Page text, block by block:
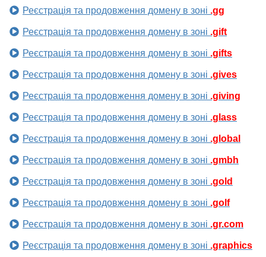
Реєстрація та продовження домену в зоні .gg
Реєстрація та продовження домену в зоні .gift
Реєстрація та продовження домену в зоні .gifts
Реєстрація та продовження домену в зоні .gives
Реєстрація та продовження домену в зоні .giving
Реєстрація та продовження домену в зоні .glass
Реєстрація та продовження домену в зоні .global
Реєстрація та продовження домену в зоні .gmbh
Реєстрація та продовження домену в зоні .gold
Реєстрація та продовження домену в зоні .golf
Реєстрація та продовження домену в зоні .gr.com
Реєстрація та продовження домену в зоні .graphics